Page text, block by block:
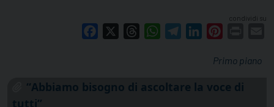
condividi su
Facebook ThreadsWhatsAppTelegramLinkedIn
Primo piano
“Abbiamo bisogno di ascoltare la voce di
tutti”